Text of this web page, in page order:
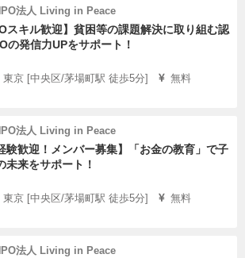
法人 Living in Peace
スキル歓迎】貧困等の課題解決に取り組む認
の発信力UPをサポート！
京 [中央区/茅場町駅 徒歩5分]
無料
法人 Living in Peace
験歓迎！メンバー募集】「お金の教育」で子
未来をサポート！
京 [中央区/茅場町駅 徒歩5分]
無料
法人 Living in Peace